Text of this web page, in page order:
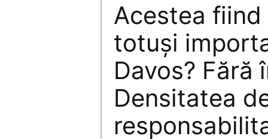
Acestea
totuşi
Davos? Fără
Densitatea